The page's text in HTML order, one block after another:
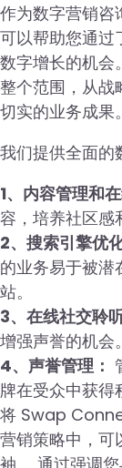
作为数字营销咨
可以帮助您通过
数字增长的机会
整个范围，从战
切实的业务成果。
我们提供全面的
1、内容管理和
容，培养社区感
2、搜索引擎优
的业务易于被潜
站。
3、在线社交聆
增强声誉的机会。
4、声誉管理：
牌在受众中获得
将 Swap
营销策略中，可